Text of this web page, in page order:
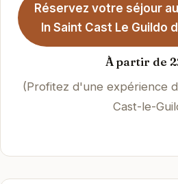
Réservez votre séjour
In Saint Cast Le Guildo
À partir de
(Profitez d'une expérience
Cast-le-